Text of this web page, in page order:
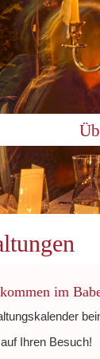
im
Ihren Besuch!